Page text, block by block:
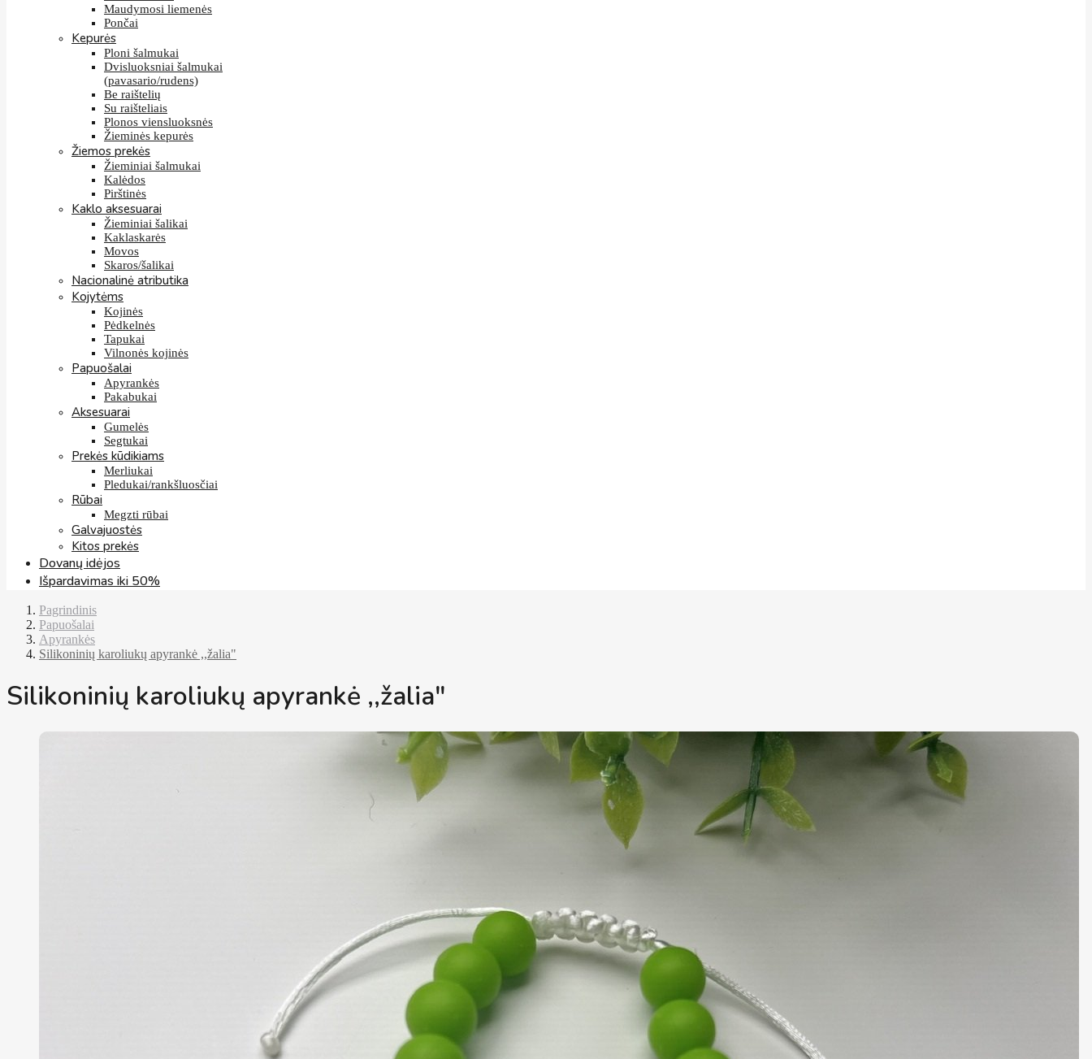
Maudymosi liemenės
Pončai
Kepurės
Ploni šalmukai
Dvisluoksniai šalmukai
(pavasario/rudens)
Be raištelių
Su raišteliais
Plonos viensluoksnės
Žieminės kepurės
Žiemos prekės
Žieminiai šalmukai
Kalėdos
Pirštinės
Kaklo aksesuarai
Žieminiai šalikai
Kaklaskarės
Movos
Skaros/šalikai
Nacionalinė atributika
Kojytėms
Kojinės
Pėdkelnės
Tapukai
Vilnonės kojinės
Papuošalai
Apyrankės
Pakabukai
Aksesuarai
Gumelės
Segtukai
Prekės kūdikiams
Merliukai
Pledukai/rankšluosčiai
Rūbai
Megzti rūbai
Galvajuostės
Kitos prekės
Dovanų idėjos
Išpardavimas iki 50%
Pagrindinis
Papuošalai
Apyrankės
Silikoninių karoliukų apyrankė ,,žalia"
Silikoninių karoliukų apyrankė ,,žalia"